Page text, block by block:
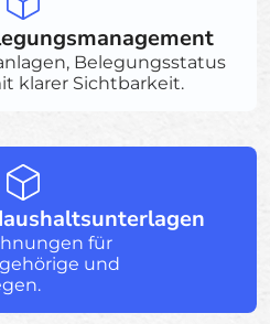
Belegungsstatus
klarer Sichtbarkeit.
für
und